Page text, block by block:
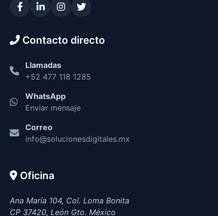
Contacto directo
Llamadas
+52 477 118 1285
WhatsApp
Enviar mensaje
Correo
info@solucionesdigitales.mx
Oficina
Ana María 104, Col. Loma Bonita
CP 37420, León Gto. México